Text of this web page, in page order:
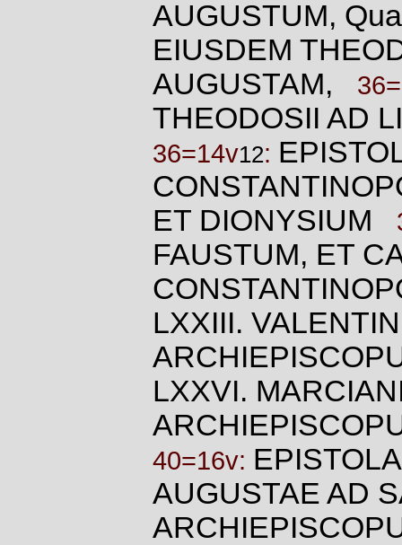
AUGUSTUM,
EIUSDEM
AUGUSTAM,
THEODOSII AD
36=14v12:
ET DIONYSIUM
FAUSTUM, ET
LXXIII.
LXXVI.
40=16v:
AUGUSTAE AD